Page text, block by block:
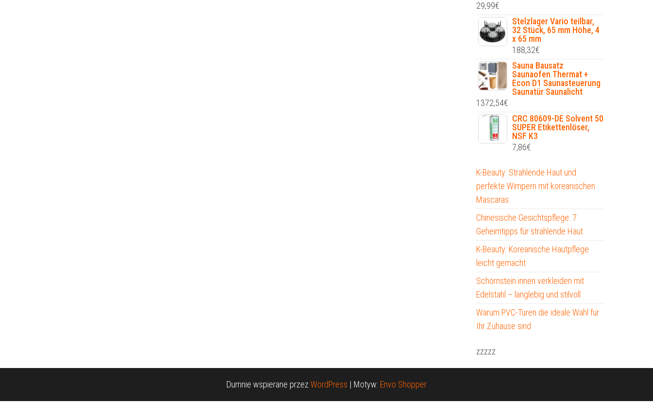
29,99€
Stelzlager Vario teilbar,
32 Stück, 65 mm Höhe, 4
x 65 mm
188,32€
Sauna Bausatz
Saunaofen Thermat +
Econ D1 Saunasteuerung
Saunatür Saunalicht
1372,54€
CRC 80609-DE Solvent 50
SUPER Etikettenlöser,
NSF K3
7,86€
K-Beauty: Strahlende Haut und
perfekte Wimpern mit koreanischen
Mascaras
Chinesische Gesichtspflege: 7
Geheimtipps für strahlende Haut
K-Beauty: Koreanische Hautpflege
leicht gemacht
Schornstein innen verkleiden mit
Edelstahl – langlebig und stilvoll
Warum PVC-Türen die ideale Wahl für
Ihr Zuhause sind
zzzzz
Dumnie wspierane przez WordPress | Motyw: Envo Shopper